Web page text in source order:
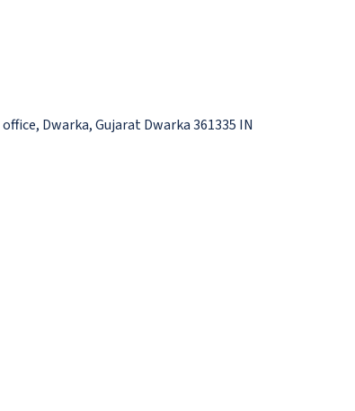
Dwarka, Gujarat Dwarka 361335 IN